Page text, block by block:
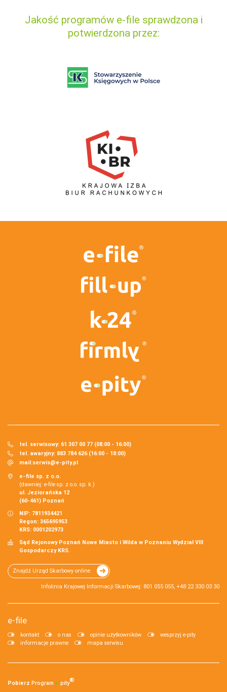
Jakość programów e-file sprawdzona i
potwierdzona przez:
tel. serwisowy: 61 307 00 77 (08:00 - 16:00)
tel. awaryjny: 883 784 626 (16:00 - 18:00)
mail:serwis@e-pity.pl
e-file sp. z o.o.
(dawniej: e-file sp. z o.o. sp. k.)
ul. Jeziorańska 12
(60-461) Poznań
NIP: 7811934421
Regon: 365695953
KRS: 0001202973
Sąd Rejonowy Poznań Nowe Miasto i Wilda w Poznaniu Wydział VIII
Gospodarczy KRS.
Znajdź Urząd Skarbowy online
Infolinia Krajowej Informacji Skarbowej: 801 055 055, +48 22 330 03 30
e-file
kontakt o nas opinie użytkowników
wesprzyj e-pity
informacje prawne
mapa serwisu
Pobierz Program e‑pity®